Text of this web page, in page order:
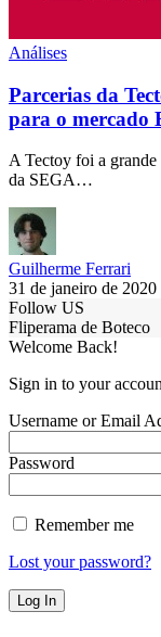
Análises
Parcerias da
para o mercado
A Tectoy foi a grande
da SEGA…
Guilherme Ferrari
31 de janeiro de 2020
Follow US
Fliperama de Boteco
Welcome Back!
Sign in to your
Username or Email
Password
Remember me
Lost your password?